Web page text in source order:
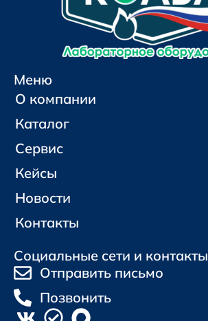
Меню
О компании
Каталог
Сервис
Кейсы
Новости
Контакты
Социальные сети и контакты
Отправить письмо
Позвонить